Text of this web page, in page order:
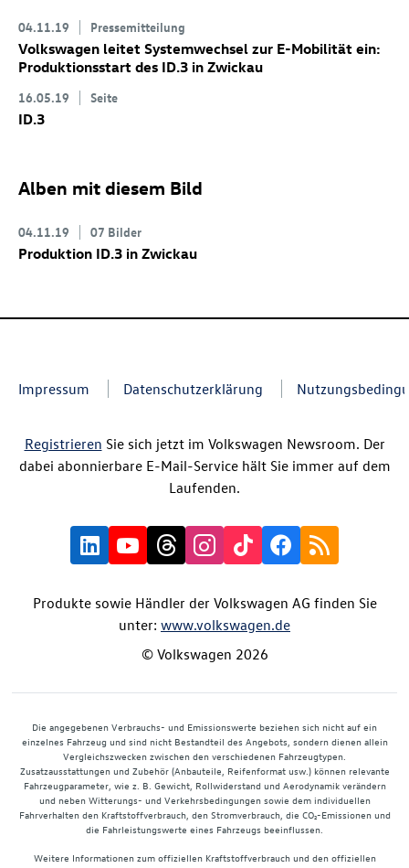
04.11.19 Pressemitteilung
Volkswagen leitet Systemwechsel zur E-Mobilität ein:
Produktionsstart des ID.3 in Zwickau
16.05.19 Seite
ID.3
Alben mit diesem Bild
04.11.19 07 Bilder
Produktion ID.3 in Zwickau
Impressum Datenschutzerklärung
Registrieren Sie sich jetzt im Volkswagen Newsroom. Der
dabei abonnierbare E-Mail-Service hält Sie immer auf dem
Laufenden.
Produkte sowie Händler der Volkswagen AG finden Sie
unter: www.volkswagen.de
© Volkswagen 2026
Die angegebenen Verbrauchs- und Emissionswerte beziehen sich nicht auf ein
einzelnes Fahrzeug und sind nicht Bestandteil des Angebots, sondern dienen allein
Vergleichszwecken zwischen den verschiedenen Fahrzeugtypen.
Zusatzausstattungen und Zubehör (Anbauteile, Reifenformat usw.) können relevante
Fahrzeugparameter, wie z. B. Gewicht, Rollwiderstand und Aerodynamik verändern
und neben Witterungs- und Verkehrsbedingungen sowie dem individuellen
Fahrverhalten den Kraftstoffverbrauch, den Stromverbrauch, die CO₂-Emissionen und
die Fahrleistungswerte eines Fahrzeugs beeinflussen.
Weitere Informationen zum offiziellen Kraftstoffverbrauch und den offiziellen